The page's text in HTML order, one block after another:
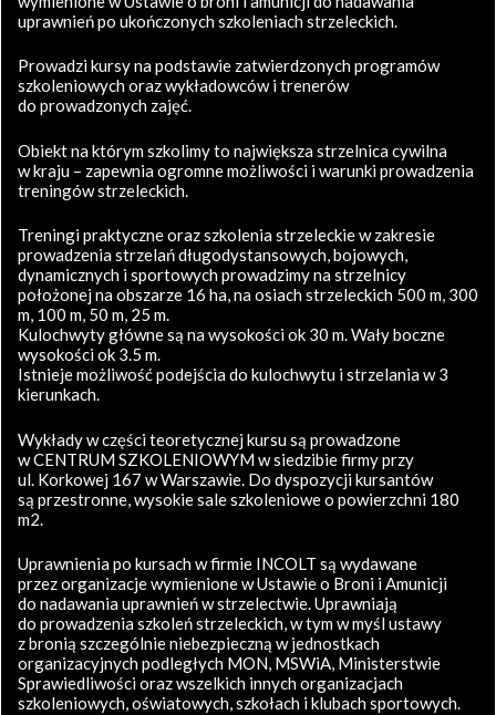
uprawnień po ukończonych szkoleniach strzeleckich.
Prowadzi kursy na podstawie zatwierdzonych programów
szkoleniowych oraz wykładowców i trenerów
do prowadzonych zajęć.
Obiekt na którym szkolimy to największa strzelnica cywilna
w kraju – zapewnia ogromne możliwości i warunki prowadzenia
treningów strzeleckich.
Treningi praktyczne oraz szkolenia strzeleckie w zakresie
prowadzenia strzelań długodystansowych, bojowych,
dynamicznych i sportowych prowadzimy na strzelnicy
położonej na obszarze 16 ha, na osiach strzeleckich 500 m, 300
m, 100 m, 50 m, 25 m.
Kulochwyty główne są na wysokości ok 30 m. Wały boczne
wysokości ok 3.5 m.
Istnieje możliwość podejścia do kulochwytu i strzelania w 3
kierunkach.
Wykłady w części teoretycznej kursu są prowadzone
w CENTRUM SZKOLENIOWYM w siedzibie firmy przy
ul. Korkowej 167 w Warszawie. Do dyspozycji kursantów
są przestronne, wysokie sale szkoleniowe o powierzchni 180
m2.
Uprawnienia po kursach w firmie INCOLT są wydawane
przez organizacje wymienione w Ustawie o Broni i Amunicji
do nadawania uprawnień w strzelectwie. Uprawniają
do prowadzenia szkoleń strzeleckich, w tym w myśl ustawy
z bronią szczególnie niebezpieczną w jednostkach
organizacyjnych podległych MON, MSWiA, Ministerstwie
Sprawiedliwości oraz wszelkich innych organizacjach
szkoleniowych, oświatowych, szkołach i klubach sportowych.